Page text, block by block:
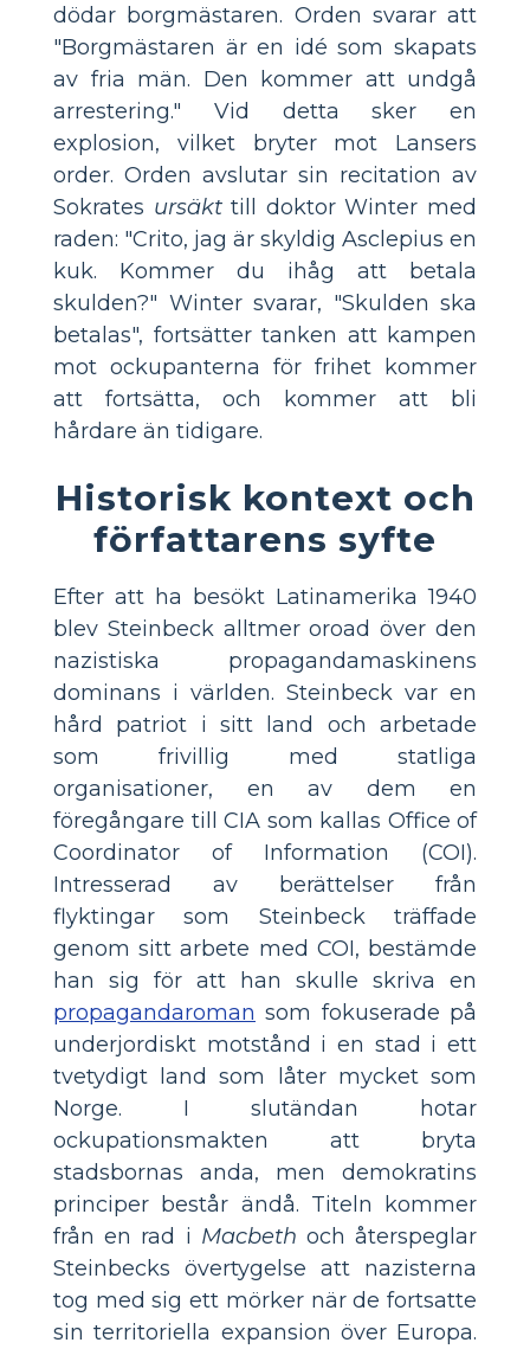
dödar borgmästaren. Orden svarar att
"Borgmästaren är en idé som skapats
av fria män. Den kommer att undgå
arrestering." Vid detta sker en
explosion, vilket bryter mot Lansers
order. Orden avslutar sin recitation av
Sokrates ursäkttill doktor Winter med
raden: "Crito, jag är skyldig Asclepius en
kuk. Kommer du ihåg att betala
skulden?" Winter svarar, "Skulden ska
betalas", fortsätter tanken att kampen
mot ockupanterna för frihet kommer
att fortsätta, och kommer att bli
hårdare än tidigare.
Historisk kontext och
författarens syfte
Efter att ha besökt Latinamerika 1940
blev Steinbeck alltmer oroad över den
nazistiska propagandamaskinens
dominans i världen. Steinbeck var en
hård patriot i sitt land och arbetade
som frivillig med statliga
organisationer, en av dem en
föregångare till CIA som kallas Office of
Coordinator of Information (COI).
Intresserad av berättelser från
flyktingar som Steinbeck träffade
genom sitt arbete med COI, bestämde
han sig för att han skulle skriva en
propagandaroman som fokuserade på
underjordiskt motstånd i en stad i ett
tvetydigt land som låter mycket som
Norge. I slutändan hotar
ockupationsmakten att bryta
stadsbornas anda, men demokratins
principer består ändå. Titeln kommer
från en rad i Macbeth och återspeglar
Steinbecks övertygelse att nazisterna
tog med sig ett mörker när de fortsatte
sin territoriella expansion över Europa.